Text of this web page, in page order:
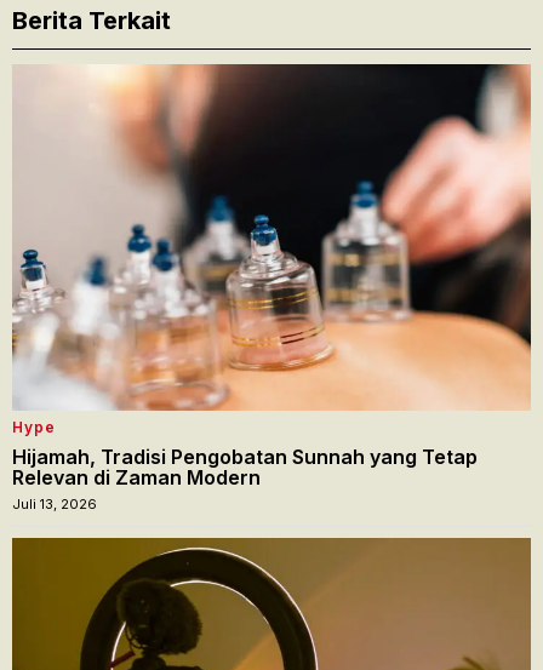
Berita Terkait
Hype
Hijamah, Tradisi Pengobatan Sunnah yang Tetap
Relevan di Zaman Modern
Juli 13, 2026